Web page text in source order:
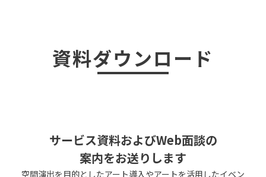
資料ダウンロード
サービス資料およびWeb面談の
案内をお送りします
空間演出を目的としたアート導入やアートを活用したイベン